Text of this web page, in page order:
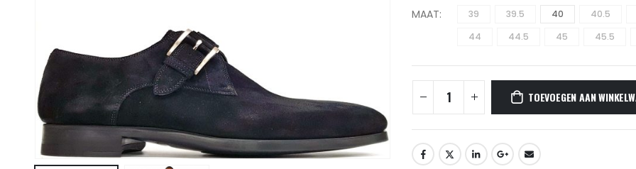
MAAT 39 39.5 40 40.5
44
44.5 45 45.5
TOEVOEGEN AAN